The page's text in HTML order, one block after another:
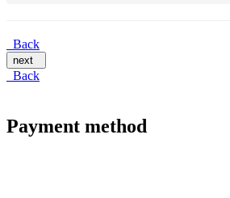
Back
next
Back
Payment method